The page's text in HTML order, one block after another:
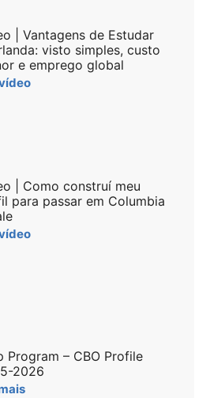
| Vantagens de Estudar
visto simples, custo
e emprego global
| Como construí meu
para passar em Columbia
Program – CBO Profile
2026